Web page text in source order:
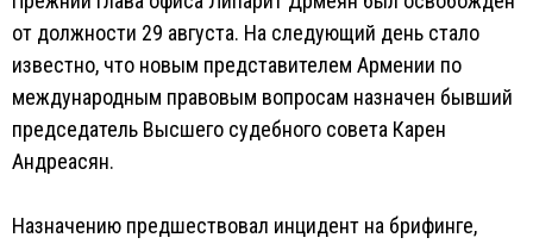
от должности 29 августа. На следующий день стало
известно, что новым представителем Армении по
международным правовым вопросам назначен бывший
председатель Высшего судебного совета Карен
Андреасян.
Назначению предшествовал инцидент на брифинге,